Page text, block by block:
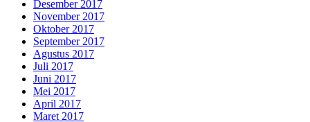
Desember 2017
November 2017
Oktober 2017
September 2017
Agustus 2017
Juli 2017
Juni 2017
Mei 2017
April 2017
Maret 2017